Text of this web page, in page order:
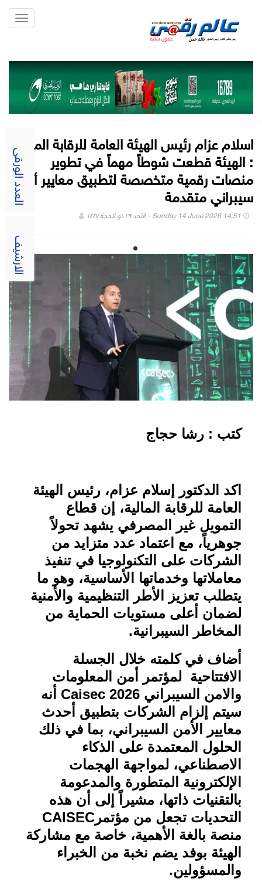
العدد الورقى
الارشيف
اسلام عزام رئيس الهيئة العامة للرقابة المالية
: الهيئة قطعت شوطاً مهماً في تطوير
منصات رقمية متخصصة لتطبيق معايير أمن
سيبراني متقدمة
Sunday 14 June 2026 14:51 - الأحد ٢٩ ذو الحجة ١٤٤٧
كتب : رشا حجاج
اكد الدكتور إسلام عزام، رئيس الهيئة
العامة للرقابة المالية، إن قطاع
التمويل غير المصرفي يشهد تحولاً
جوهرياً، مع اعتماد عدد متزايد من
الشركات على التكنولوجيا في تنفيذ
معاملاتها وخدماتها الأساسية، وهو ما
يتطلب تعزيز الأطر التنظيمية والأمنية
لضمان أعلى مستويات الحماية من
المخاطر السيبرانية.
أضاف في كلمته خلال الجسلة
الافتتاحية لمؤتمر أمن المعلومات
والامن السيبراني Caisec 2026 أنه
سيتم إلزام الشركات بتطبيق أحدث
معايير الأمن السيبراني، بما في ذلك
الحلول المعتمدة على الذكاء
الاصطناعي، لمواجهة الهجمات
الإلكترونية المتطورة والمدعومة
بالتقنيات ذاتها، مشيراً إلى أن هذه
التحديات تجعل من مؤتمر CAISEC
منصة بالغة الأهمية، خاصة مع مشاركة
الهيئة بوفد يضم نخبة من الخبراء
والمسؤولين.